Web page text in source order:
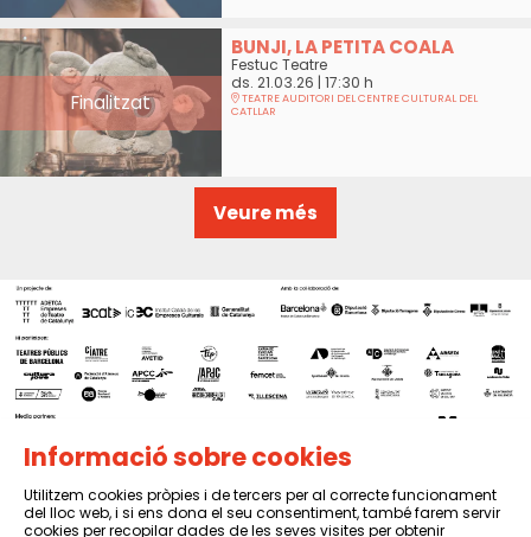
Finalitzat
BUNJI, LA PETITA COALA
Festuc Teatre
ds. 21.03.26 17:30 h
TEATRE AUDITORI DEL CENTRE CULTURAL DEL
CATLLAR
Veure més
Sitemap | Avís Legal | Política de privacitat | Contactar
Informació sobre cookies
Utilitzem cookies pròpies i de tercers per al correcte funcionament
del lloc web, i si ens dona el seu consentiment, també farem servir
cookies per recopilar dades de les seves visites per obtenir